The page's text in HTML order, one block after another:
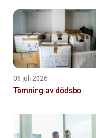
06 juli 2026
Tömning av dödsbo